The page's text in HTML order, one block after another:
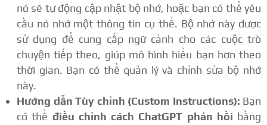
nó sẽ tự động cập nhật bộ nhớ, hoặc bạn có thể yêu
cầu nó nhớ một thông tin cụ thể. Bộ nhớ này được
sử dụng để cung cấp ngữ cảnh cho các cuộc trò
chuyện tiếp theo, giúp mô hình hiểu bạn hơn theo
thời gian. Bạn có thể quản lý và chỉnh sửa bộ nhớ
này.
Hướng dẫn Tùy chỉnh (Custom Instructions): Bạn
có thể điều chỉnh cách ChatGPT phản hồi bằng